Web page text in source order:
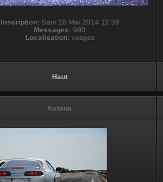
Inscription:Sam 10 Mai 2014 11:39
Messages: 980
Localisation:vosges
Haut
Katana